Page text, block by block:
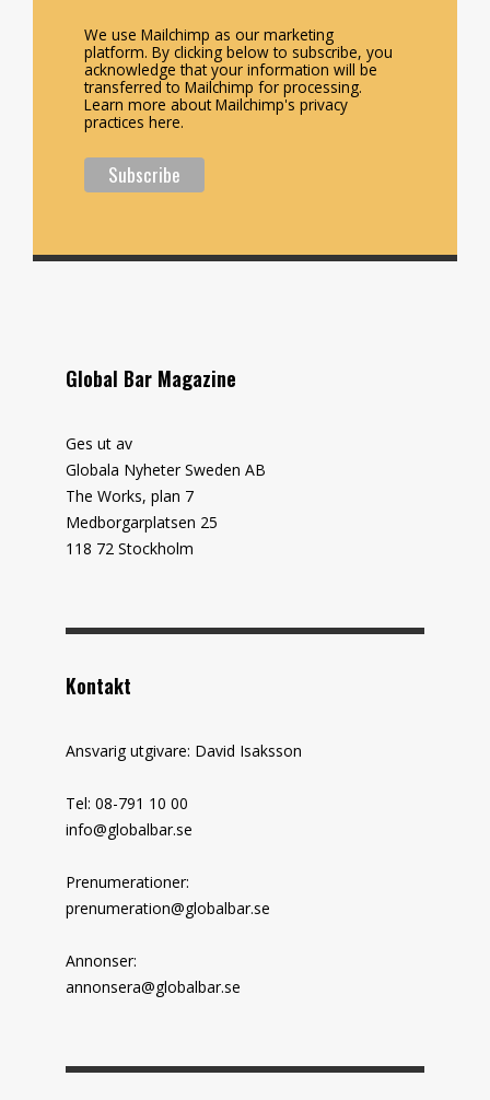
We use Mailchimp as our marketing
platform. By clicking below to subscribe, you
acknowledge that your information will be
transferred to Mailchimp for processing.
Learn more about Mailchimp's privacy
practices here.
Global Bar Magazine
Ges ut av
Globala Nyheter Sweden AB
The Works, plan 7
Medborgarplatsen 25
118 72 Stockholm
Kontakt
Ansvarig utgivare: David Isaksson
Tel: 08-791 10 00
info@globalbar.se
Prenumerationer:
prenumeration@globalbar.se
Annonser:
annonsera@globalbar.se